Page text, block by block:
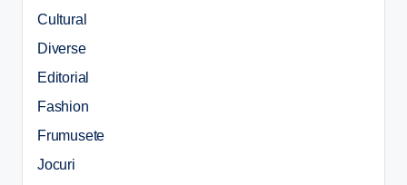
Cultural
Diverse
Editorial
Fashion
Frumusete
Jocuri